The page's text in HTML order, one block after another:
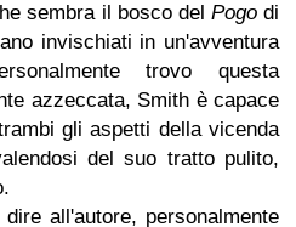
sembra il bosco del Pogodi
invischiati in un'avventura
trovo questa
azzeccata, Smith è capace
gli aspetti della vicenda
del suo tratto pulito,
all'autore, personalmente